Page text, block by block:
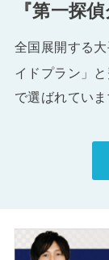
『第一探
全国展開する
イドプラン」
で選ばれていま